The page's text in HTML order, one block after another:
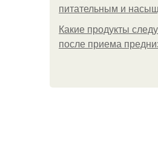
питательным и
Какие продукты
после приема